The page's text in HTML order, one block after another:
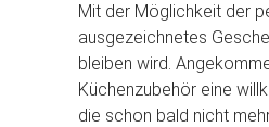
Mit der Möglichkeit der
ausgezeichnetes
bleiben wird.
Küchenzubehör eine
die schon bald nicht